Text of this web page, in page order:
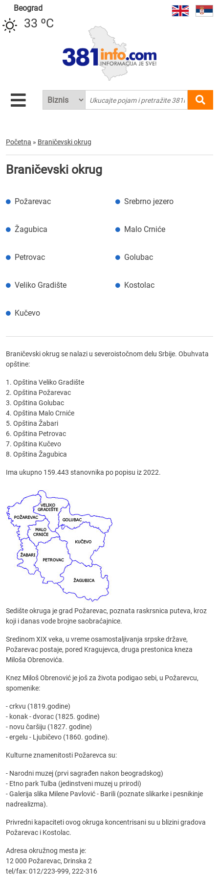
Beograd
33 ºC
Početna » Braničevski okrug
Braničevski okrug
Požarevac Srebrno jezero
Žagubica Malo Crniće
Petrovac Golubac
Veliko Gradište Kostolac
Kučevo
Braničevski okrug se nalazi u severoistočnom delu Srbije. Obuhvata
opštine:
1. Opština Veliko Gradište
2. Opština Požarevac
3. Opština Golubac
4. Opština Malo Crniće
5. Opština Žabari
6. Opština Petrovac
7. Opština Kučevo
8. Opština Žagubica
Ima ukupno 159.443 stanovnika po popisu iz 2022.
Sedište okruga je grad Požarevac, poznata raskrsnica puteva, kroz
koji i danas vode brojne saobraćajnice.
Sredinom XIX veka, u vreme osamostaljivanja srpske države,
Požarevac postaje, pored Kragujevca, druga prestonica kneza
Miloša Obrenovića.
Knez Miloš Obrenović je još za života podigao sebi, u Požarevcu,
spomenike:
- crkvu (1819.godine)
- konak - dvorac (1825. godine)
- novu čaršiju (1827. godine)
- ergelu - Ljubičevo (1860. godine).
Kulturne znamenitosti Požarevca su:
- Narodni muzej (prvi sagrađen nakon beogradskog)
- Etno park Tulba (jedinstveni muzej u prirodi)
- Galerija slika Milene Pavlović - Barili (poznate slikarke i pesnikinje
nadrealizma).
Privredni kapaciteti ovog okruga koncentrisani su u blizini gradova
Požarevac i Kostolac.
Adresa okružnog mesta je:
12 000 Požarevac, Drinska 2
tel/fax: 012/223-999, 222-316